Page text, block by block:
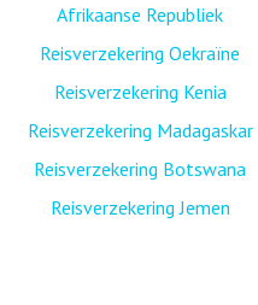
Afrikaanse Republiek
Reisverzekering Oekraïne
Reisverzekering Kenia
Reisverzekering Madagaskar
Reisverzekering Botswana
Reisverzekering Jemen